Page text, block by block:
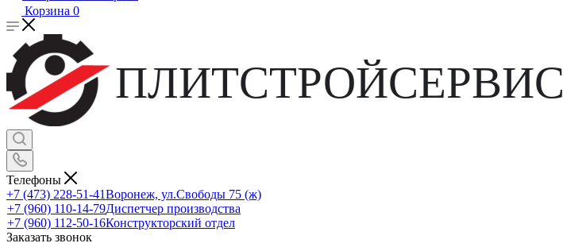
Корзина 0
ПЛИТСТРОЙСЕРВИС
Телефоны
+7 (473) 228-51-41Воронеж, ул.Свободы 75 (ж)
+7 (960) 110-14-79Диспетчер производства
+7 (960) 112-50-16Конструкторский отдел
Заказать звонок